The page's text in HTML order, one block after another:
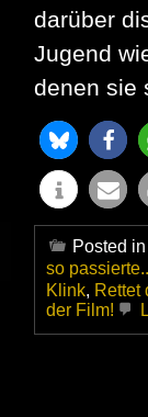
darüber
Jugend
denen sie
Posted in
so
Klink, Rettet
der Film!